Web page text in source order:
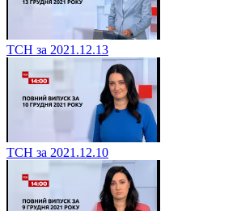
ТСН за 2021.12.13
ТСН за 2021.12.10